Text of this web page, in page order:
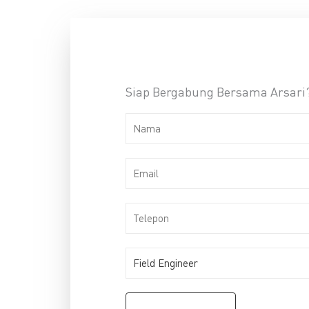
Siap Bergabung Bersama